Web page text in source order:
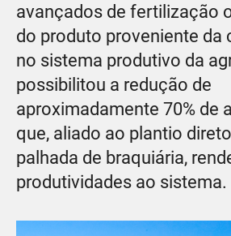
avançados de fertilização
do produto proveniente da
no sistema produtivo da
possibilitou a redução de
aproximadamente 70% de
que, aliado ao plantio
palhada de braquiária,
produtividades ao sistema.